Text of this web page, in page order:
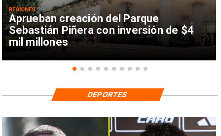
Aprueban creación del Parque
Sebastián Piñera con inversión de $4
mil millones
REGIONES
DEPORTES